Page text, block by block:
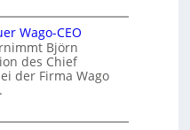
Wago-CEO
Björn
des Chief
der Firma Wago